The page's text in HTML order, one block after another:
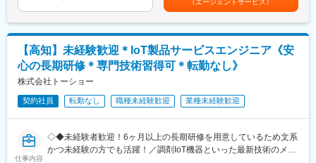
のスケジュールに合わせて始業、就業時間を決めることができま
す。
・5日間のリフレッシュ休暇制度や、時間単位で取得できる有給休
暇。
・産前産後休暇（妊娠中時短勤務あり）、子供が3歳になるまで取
得できる育児休業、
復帰後は短時間勤務制度の利用も可能。
※育児休業から復帰し3ヶ月後に、育児補助支援金を給付。
変更の範囲：会社の定める業務
営業がアフターフォローまで深く関与します。
す。
■メイン商材
・AI・音声入力対応の歯科電子カルテ統合システム
（電子カルテ、レセプト、画像管理、患者説明などを統合管理）
・AI・音声対応の歯周病検査システム
・その他オプション製品
■入社後の流れ：
入社後3ヶ月程度は同社の宿泊研修施設「セミナーハウス」にて研
月あたり5,000円／月（過去実績）■賞与：年3回、60万円～450万
円（過去実績）賃金はあくまでも目安の金額であり、選考を通じ
て上下する可能性があります。月給(月額)は固定手当を含めた表記
です。
【高知】未経験歓迎＊IoT製品サービスエンジニア《安
心の長期研修＊専門技術習得可＊転勤なし》
株式会社トーショー
契約社員 転勤なし 職種未経験歓迎 業種未経験歓迎
仕事内容
◇◆未経験者歓迎！6ヶ月以上の長期研修を用意しているため文系
かつ未経験の方でも活躍！／調剤IoT機器といった最新技術のメン